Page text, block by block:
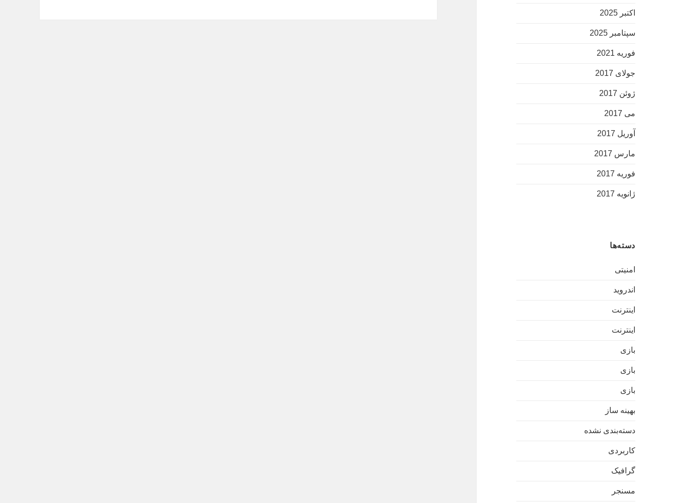
اکتبر 2025
سپتامبر 2025
فوریه 2021
جولای 2017
ژوئن 2017
می 2017
آوریل 2017
مارس 2017
فوریه 2017
ژانویه 2017
دسته‌ها
امنیتی
اندروید
اینترنت
اینترنت
بازی
بازی
بازی
بهینه ساز
دسته‌بندی نشده
کاربردی
گرافیک
مسنجر